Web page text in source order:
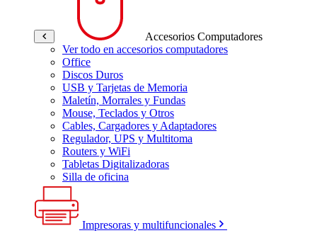
Accesorios Computadores
Ver todo en accesorios computadores
Office
Discos Duros
USB y Tarjetas de Memoria
Maletín, Morrales y Fundas
Mouse, Teclados y Otros
Cables, Cargadores y Adaptadores
Regulador, UPS y Multitoma
Routers y WiFi
Tabletas Digitalizadoras
Silla de oficina
Impresoras y multifuncionales